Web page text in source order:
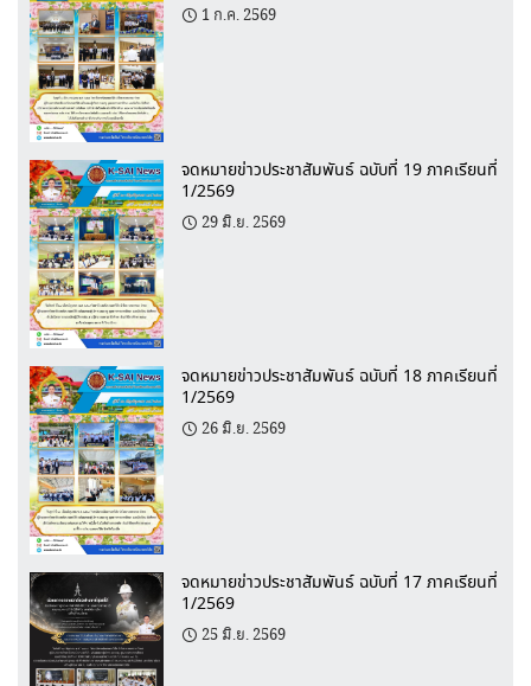
1 ก.ค. 2569
จดหมายข่าวประชาสัมพันธ์ ฉบับที่ 19 ภาคเรียนที่
1/2569
29 มิ.ย. 2569
จดหมายข่าวประชาสัมพันธ์ ฉบับที่ 18 ภาคเรียนที่
1/2569
26 มิ.ย. 2569
จดหมายข่าวประชาสัมพันธ์ ฉบับที่ 17 ภาคเรียนที่
1/2569
25 มิ.ย. 2569